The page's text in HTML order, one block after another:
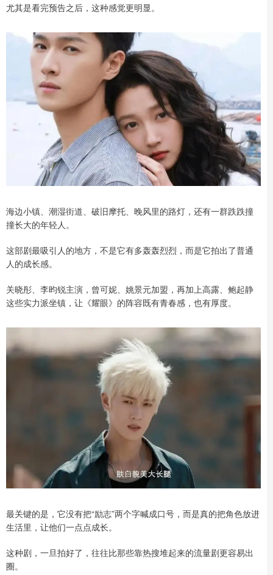
尤其是看完预告之后，这种感觉更明显。
海边小镇、潮湿街道、破旧摩托、晚风里的路灯，还有一群跌跌撞
撞长大的年轻人。
这部剧最吸引人的地方，不是它有多轰轰烈烈，而是它拍出了普通
人的成长感。
关晓彤、李昀锐主演，曾可妮、姚景元加盟，再加上高露、鲍起静
这些实力派坐镇，让《耀眼》的阵容既有青春感，也有厚度。
最关键的是，它没有把“励志”两个字喊成口号，而是真的把角色放进
生活里，让他们一点点成长。
这种剧，一旦拍好了，往往比那些靠热搜堆起来的流量剧更容易出
圈。